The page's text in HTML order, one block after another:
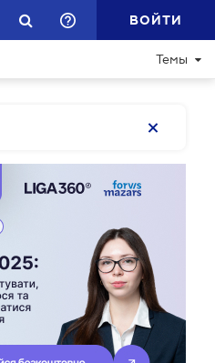
ВОЙТИ
Темы